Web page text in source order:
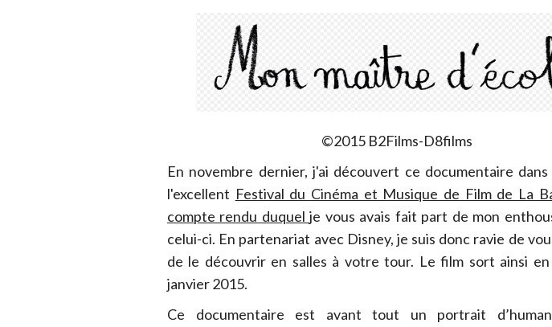
©2015 B2Films-D8films
En novembre dernier, j'ai découvert ce documentaire
l'excellent Festival du Cinéma et Musique de Film de La
compte rendu duquelje vous avais fait part de mon
celui-ci. En partenariat avec Disney, je suis donc ravie de
de le découvrir en salles à votre tour. Le film sort ainsi
janvier 2015.
Ce documentaire est avant tout un portrait